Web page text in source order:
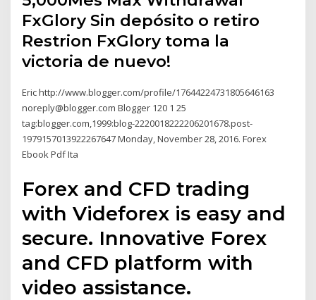
FxGlory Sin depósito o retiro
Restrion FxGlory toma la
victoria de nuevo!
Eric http://www.blogger.com/profile/17644224731805646163
noreply@blogger.com Blogger 120 1 25
tag:blogger.com,1999:blog-2220018222206201678.post-
1979157013922267647 Monday, November 28, 2016. Forex
Ebook Pdf Ita
Forex and CFD trading
with Videforex is easy and
secure. Innovative Forex
and CFD platform with
video assistance.